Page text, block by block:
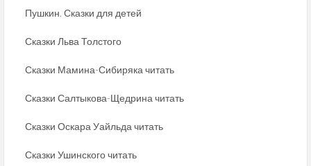
Пушкин. Сказки для детей
Сказки Льва Толстого
Сказки Мамина-Сибиряка читать
Сказки Салтыкова-Щедрина читать
Сказки Оскара Уайльда читать
Сказки Ушинского читать